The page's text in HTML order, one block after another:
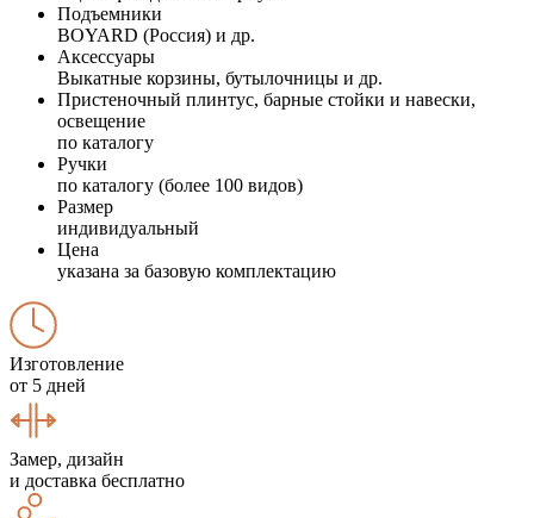
Подъемники
BOYARD (Россия) и др.
Аксессуары
Выкатные корзины, бутылочницы и др.
Пристеночный плинтус, барные стойки и навески,
освещение
по каталогу
Ручки
по каталогу (более 100 видов)
Размер
индивидуальный
Цена
указана за базовую комплектацию
Изготовление
от 5 дней
Замер, дизайн
и доставка бесплатно